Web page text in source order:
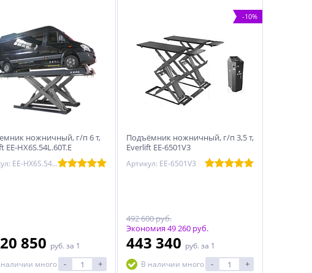
ножничный, г/п 6 т,
EE-HX6S.54L.60T.E
Артикул: EE-HX6S.54L.60T.E RAL7016
850 руб. за 1
много
- +
-10%
Подъёмник ножничный, г/п 3,5 т,
Everlift EE-6501V3
Артикул: EE-6501V3
492 600 руб.
Экономия 49 260 руб.
443 340 руб. за 1
В наличии много
- +